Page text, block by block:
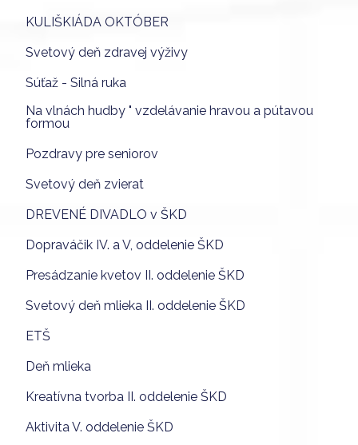
KULIŠKIÁDA OKTÓBER
Svetový deň zdravej výživy
Súťaž - Silná ruka
Na vlnách hudby " vzdelávanie hravou a pútavou
formou
Pozdravy pre seniorov
Svetový deň zvierat
DREVENÉ DIVADLO v ŠKD
Dopraváčik IV. a V, oddelenie ŠKD
Presádzanie kvetov II. oddelenie ŠKD
Svetový deň mlieka II. oddelenie ŠKD
ETŠ
Deň mlieka
Kreatívna tvorba II. oddelenie ŠKD
Aktivita V. oddelenie ŠKD